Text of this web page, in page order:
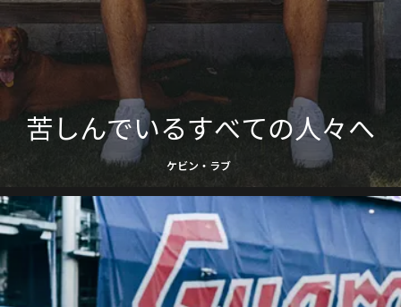
苦しんでいるすべての人々へ
ケビン・ラブ